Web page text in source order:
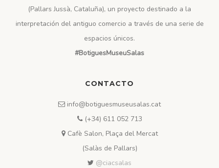
(Pallars Jussà, Cataluña), un proyecto destinado a la
interpretación del antiguo comercio a través de una serie de
espacios únicos.
#BotiguesMuseuSalas
CONTACTO
info@botiguesmuseusalas.cat
(+34) 611 052 713
Cafè Salon, Plaça del Mercat
(Salàs de Pallars)
@ciacsalas